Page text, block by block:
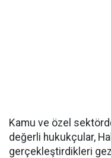
Kamu ve özel
değerli hukukçular,
gerçekleştirdikleri